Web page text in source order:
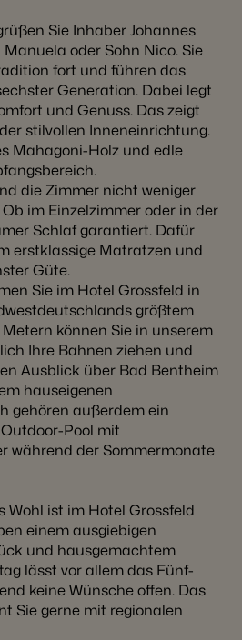
Sie Inhaber Johannes
oder Sohn Nico. Sie
fort und führen das
Generation. Dabei legt
und Genuss. Das zeigt
stilvollen Inneneinrichtung.
Mahagoni-Holz und edle
die Zimmer nicht weniger
im Einzelzimmer oder in der
Schlaf garantiert. Dafür
erstklassige Matratzen und
Güte.
Sie im Hotel Grossfeld in
größtem
Metern können Sie in unserem
Ihre Bahnen ziehen und
Ausblick über Bad Bentheim
hauseigenen
gehören außerdem ein
Pool mit
während der Sommermonate
Wohl ist im Hotel Grossfeld
einem ausgiebigen
und hausgemachtem
lässt vor allem das Fünf-
keine Wünsche offen. Das
Sie gerne mit regionalen